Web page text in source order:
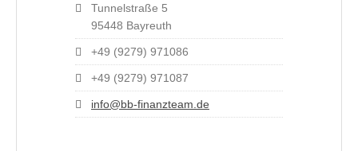
Tunnelstraße 5
95448 Bayreuth
+49 (9279) 971086
+49 (9279) 971087
info@bb-finanzteam.de